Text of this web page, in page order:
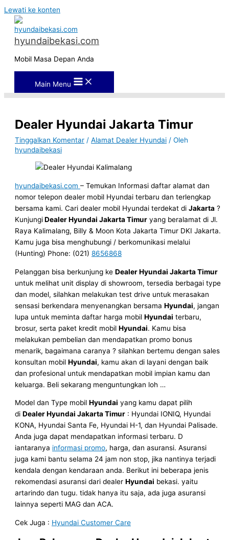
Lewati ke konten
hyundaibekasi.com
Mobil Masa Depan Anda
Main Menu
Dealer Hyundai Jakarta Timur
Tinggalkan Komentar /Alamat Dealer Hyundai / Oleh
hyundaibekasi
hyundaibekasi.com– Temukan Informasi daftar alamat dan
nomor telepon dealer mobil Hyundai terbaru dan terlengkap
bersama kami. Cari dealer mobil Hyundai terdekat diJakarta ?
KunjungiDealer Hyundai Jakarta Timur yang beralamat di Jl.
Raya Kalimalang, Billy & Moon Kota Jakarta Timur DKI Jakarta.
Kamu juga bisa menghubungi / berkomunikasi melalui
(Hunting) Phone: (021)8656868
Pelanggan bisa berkunjung keDealer Hyundai Jakarta Timur
untuk melihat unit display di showroom, tersedia berbagai type
dan model, silahkan melakukan test drive untuk merasakan
sensasi berkendara menyenangkan bersamaHyundai, jangan
lupa untuk meminta daftar harga mobilHyundai terbaru,
brosur, serta paket kredit mobilHyundai. Kamu bisa
melakukan pembelian dan mendapatkan promo bonus
menarik, bagaimana caranya ? silahkan bertemu dengan sales
konsultan mobilHyundai, kamu akan di layani dengan baik
dan profesional untuk mendapatkan mobil impian kamu dan
keluarga. Beli sekarang menguntungkan loh …
Model dan Type mobilHyundai yang kamu dapat pilih
diDealer Hyundai Jakarta Timur : Hyundai IONIQ, Hyundai
KONA, Hyundai Santa Fe, Hyundai H-1, dan Hyundai Palisade.
Anda juga dapat mendapatkan informasi terbaru. D
iantaranya informasi promo, harga, dan asuransi. Asuransi
juga kami bantu selama 24 jam non stop, jika nantinya terjadi
kendala dengan kendaraan anda. Berikut ini beberapa jenis
rekomendasi asuransi dari dealerHyundai bekasi. yaitu
artarindo dan tugu. tidak hanya itu saja, ada juga asuransi
lainnya seperti MAG dan ACA.
Cek Juga : Hyundai Customer Care